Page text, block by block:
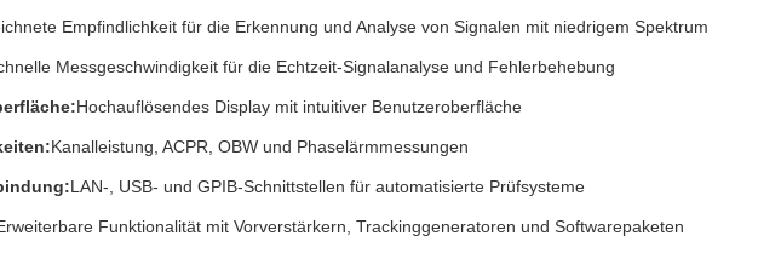
Empfindlichkeit für die Erkennung und Analyse von Signalen mit niedrigem Spektrum
Messgeschwindigkeit für die Echtzeit-Signalanalyse und Fehlerbehebung
Hochauflösendes Display mit intuitiver Benutzeroberfläche
Kanalleistung, ACPR, OBW und Phaselärmmessungen
LAN-, USB- und GPIB-Schnittstellen für automatisierte Prüfsysteme
Funktionalität mit Vorverstärkern, Trackinggeneratoren und Softwarepaketen